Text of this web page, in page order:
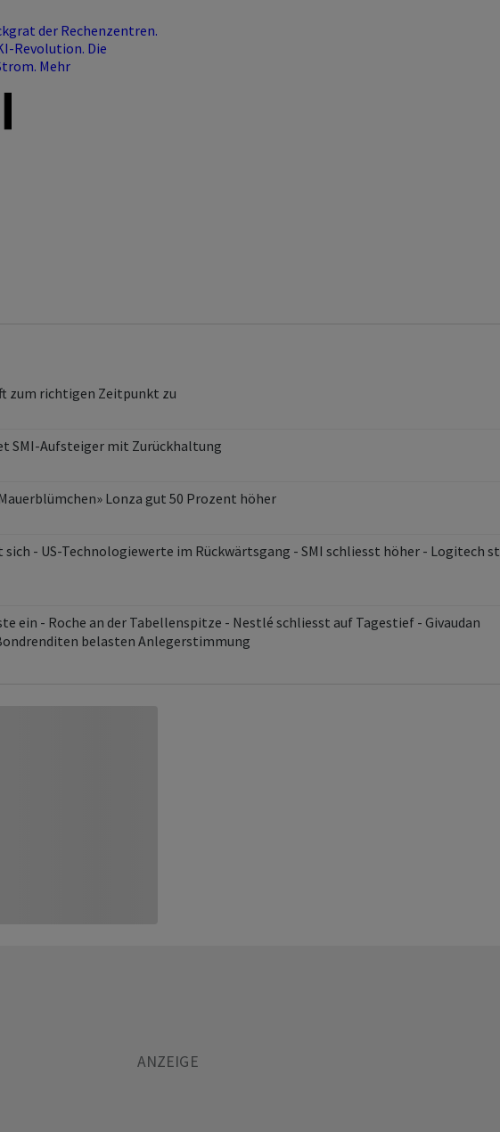
der Rechenzentren.
Revolution. Die
Mehr
zum richtigen Zeitpunkt zu
SMI-Aufsteiger mit Zurückhaltung
Lonza gut 50 Prozent höher
- US-Technologiewerte im Rückwärtsgang - SMI schliesst höher - Logitech
ein - Roche an der Tabellenspitze - Nestlé schliesst auf Tagestief - Givaudan
belasten Anlegerstimmung